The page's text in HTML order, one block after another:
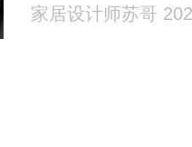
家居设计师苏哥